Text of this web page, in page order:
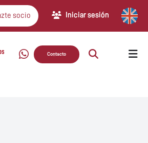
socio Iniciar sesión
Contacto